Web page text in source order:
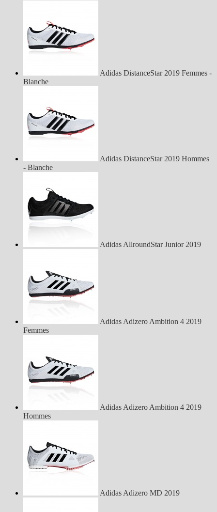
Adidas DistanceStar 2019 Femmes -
Blanche
Adidas DistanceStar 2019 Hommes
- Blanche
Adidas AllroundStar Junior 2019
Adidas Adizero Ambition 4 2019
Femmes
Adidas Adizero Ambition 4 2019
Hommes
Adidas Adizero MD 2019